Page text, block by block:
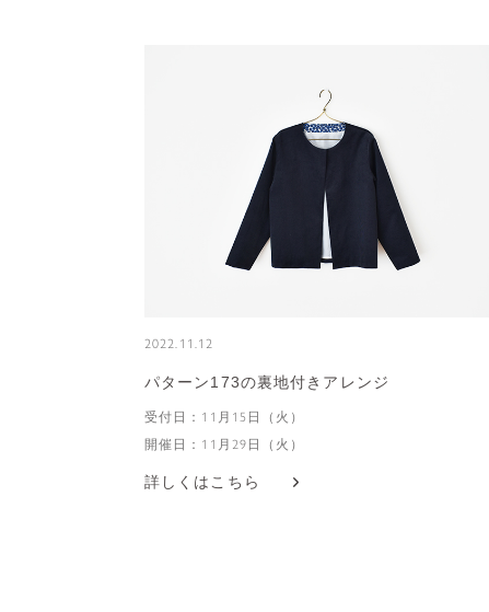
2022.11.12
パターン173の裏地付きアレンジ
受付日：11月15日（火）
開催日：11月29日（火）
詳しくはこちら